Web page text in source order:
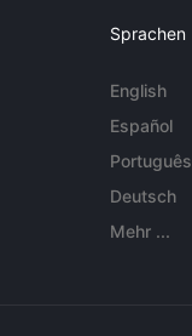
Sprachen
English
Español
Português
Deutsch
Mehr ...